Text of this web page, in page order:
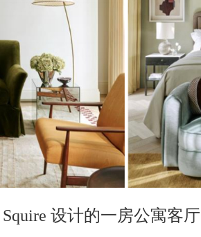
Squire 设计的一房公寓客